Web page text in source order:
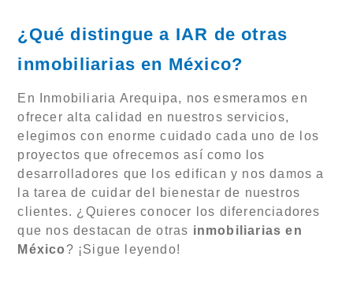
¿Qué distingue a IAR de otras
inmobiliarias en México?
En Inmobiliaria Arequipa, nos esmeramos en
ofrecer alta calidad en nuestros servicios,
elegimos con enorme cuidado cada uno de los
proyectos que ofrecemos así como los
desarrolladores que los edifican y nos damos a
la tarea de cuidar del bienestar de nuestros
clientes. ¿Quieres conocer los diferenciadores
que nos destacan de otras inmobiliarias en
México ? ¡Sigue leyendo!